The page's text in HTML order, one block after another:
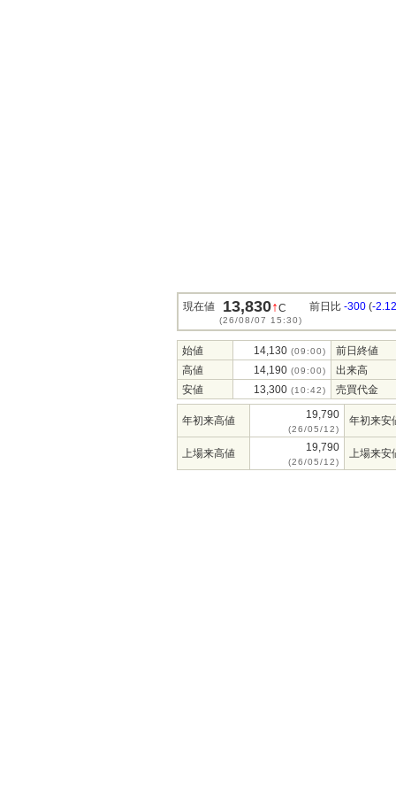
現在値 13,830↑C
(26/08/07 15:30)
前日比 -300 (-
始値 14,130 (09:00)
前日終値
高値
14,190 (09:00)
出来高
安値
13,300 (10:42) 売買代金
年初来高値 19,790
(26/05/12)
年初来安
上場来高値 19,790
(26/05/12)
上場来安